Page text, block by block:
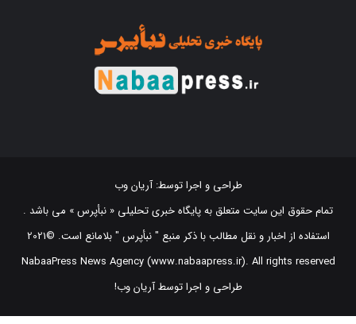
طراحی و اجرا توسط:آریان وب
تمام حقوق این سایت متعلق به پایگاه خبری تحلیلی « نبأپرس » می باشد .
استفاده از اخبار و نقل مطالب با ذکر منبع "‌ نبأپرس " بلامانع است. ©2021
NabaaPress News Agency (www.nabaapress.ir). All rights reserved
طراحی و اجرا توسط آریان وب!